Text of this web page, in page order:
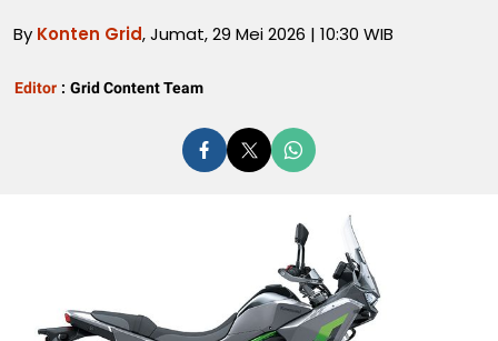
By Konten Grid, Jumat, 29 Mei 2026 | 10:30 WIB
Editor : Grid Content Team